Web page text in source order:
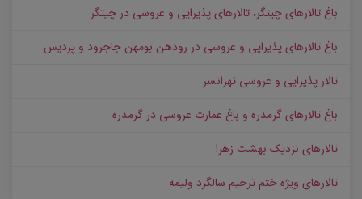
باغ تالارهای چیتگر، تالارهای پذیرایی و عروسی در چیتگر
باغ تالارهای پذیرایی و عروسی در رودهن بومهن جاجرود و پردیس
تالار پذیرایی و عروسی تهرانسر
باغ تالارهای گرمدره و باغ عمارت عروسی در گرمدره
تالارهای نزدیک بهشت زهرا
تالارهای ویژه ختم ترحیم سالگرد ولیمه